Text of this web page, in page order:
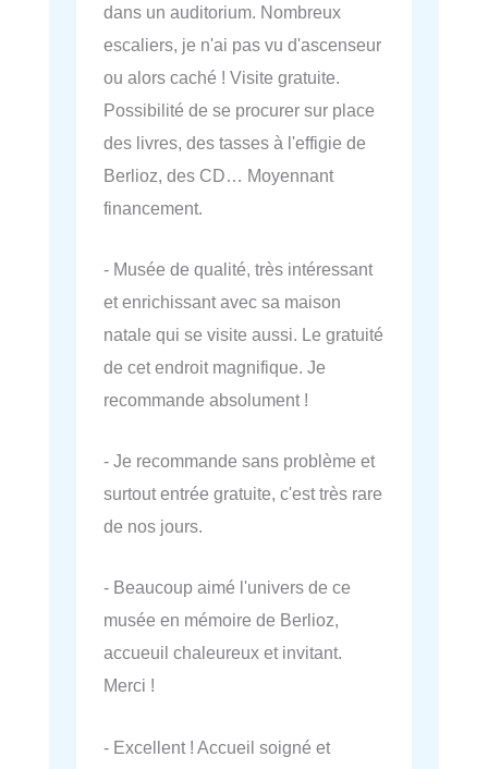
dans un auditorium. Nombreux
escaliers, je n'ai pas vu d'ascenseur
ou alors caché ! Visite gratuite.
Possibilité de se procurer sur place
des livres, des tasses à l'effigie de
Berlioz, des CD… Moyennant
financement.
- Musée de qualité, très intéressant
et enrichissant avec sa maison
natale qui se visite aussi. Le gratuité
de cet endroit magnifique. Je
recommande absolument !
- Je recommande sans problème et
surtout entrée gratuite, c'est très rare
de nos jours.
- Beaucoup aimé l'univers de ce
musée en mémoire de Berlioz,
accueuil chaleureux et invitant.
Merci !
- Excellent ! Accueil soigné et